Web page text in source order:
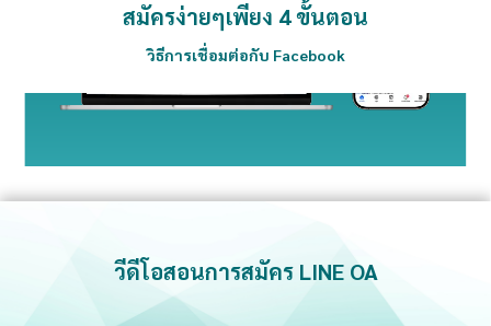
สมัครง่ายๆเพียง 4 ขั้นตอน
วิธีการเชื่อมต่อกับ Facebook
เตรียม Facebook Page เพื่อเชื่อมต่อกับระบบ Slip2Go
สมัครสมาชิก Slip2Go และ สร้างร้านค้า
ไปที่เมนู เชื่อมต่อ/ตรวจผ่าน > Facebook และกดปุ่ม "เชื่อม
ต่อกับ Facebook Page"
เลือก Facebook Page ที่ต้องการเพื่อทำการเชื่อมต่อ เมื่อ
เชื่อมต่อแล้ว ทุกสลิปที่ส่งเข้าเพจ จะถูกตรวจสอบโดย
วีดีโอสอนการสมัคร LINE OA